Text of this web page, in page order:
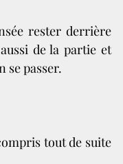
rester derrière
de la partie et
se passer.
tout de suite